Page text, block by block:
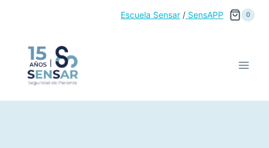
Escuela Sensar/SensAPP 0